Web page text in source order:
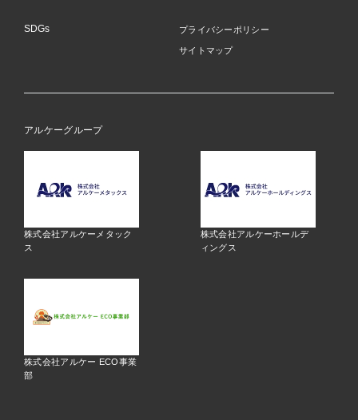
SDGs プライバシーポリシー
サイトマップ
アルケーグループ
株式会社アルケーメタック
ス
株式会社アルケーホールデ
ィングス
株式会社アルケー ECO事業
部